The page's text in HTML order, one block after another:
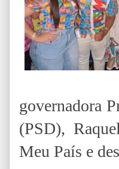
governadora
(PSD),
Meu País e